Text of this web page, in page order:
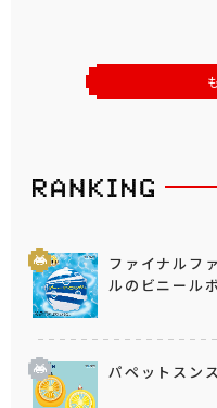
ファイナル
ルのビニール
パペットスン